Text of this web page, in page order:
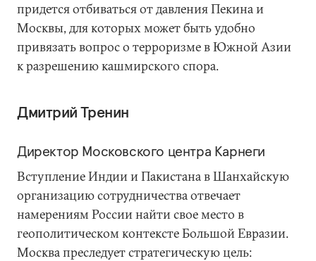
придется отбиваться от давления Пекина и
Москвы, для которых может быть удобно
привязать вопрос о терроризме в Южной Азии
к разрешению кашмирского спора.
Дмитрий Тренин
Директор Московского центра Карнеги
Вступление Индии и Пакистана в Шанхайскую
организацию сотрудничества отвечает
намерениям России найти свое место в
геополитическом контексте Большой Евразии.
Москва преследует стратегическую цель: